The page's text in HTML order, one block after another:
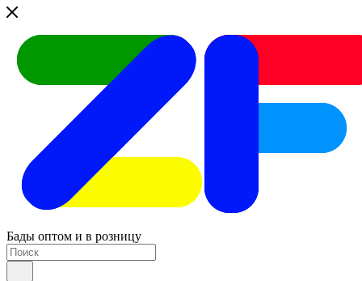
Бады оптом и в розницу